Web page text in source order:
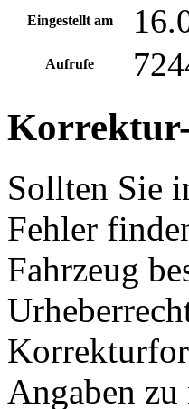
Eingestellt am
Aufrufe
Sollten Sie
Fehler
Fahrzeug
Angaben